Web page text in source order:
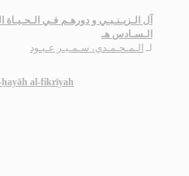
آل الـزيـنـبـي و دورهـم فـي الـحـيـاة
الـسـادس هـ
لـ الـمـحـمـدي، سـمـيـر عـبـود
al-fikrīyah